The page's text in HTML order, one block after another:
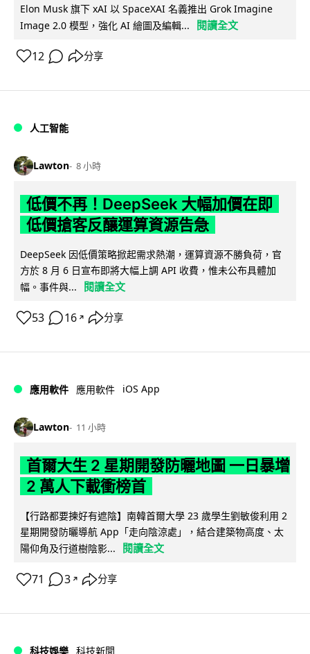
Elon Musk 旗下 xAI 以 SpaceXAI 名義推出 Grok Imagine
Image 2.0 模型，強化 AI 繪圖及編輯...
閱讀全文
12 分享
人工智能
Lawton 8 小時
低價不再！DeepSeek 大幅加價在即
低價搶客反釀運算資源告急
DeepSeek 因低價策略掀起需求熱潮，運算資源不勝負荷，官
方於 8 月 6 日宣布即將大幅上調 API 收費，惟未公布具體加
幅。事件與...
閱讀全文
53 16 ↗ 分享
應用軟件 應用軟件 iOS App
Lawton 11 小時
首爾大生 2 星期開發防曬地圖 一日暴增
2 萬人下載衝榜首
【行路都要揀好有遮陰】南韓首爾大學 23 歲學生劉敏俊利用 2
星期開發防曬導航 App「走向陰涼處」，結合建築物高度、太
陽仰角及行道樹陰影...
閱讀全文
71 3 ↗ 分享
科技娛樂 科技新聞